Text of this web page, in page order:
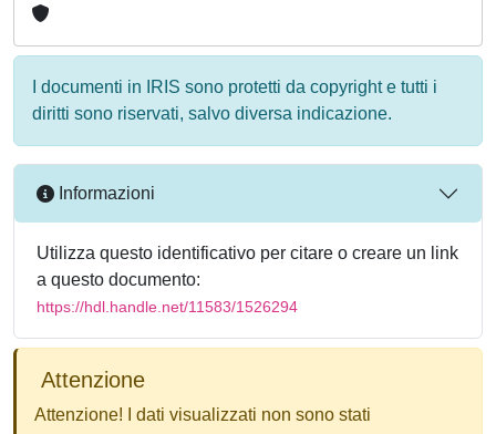
I documenti in IRIS sono protetti da copyright e tutti i
diritti sono riservati, salvo diversa indicazione.
Informazioni
Utilizza questo identificativo per citare o creare un link
a questo documento:
https://hdl.handle.net/11583/1526294
Attenzione
Attenzione! I dati visualizzati non sono stati